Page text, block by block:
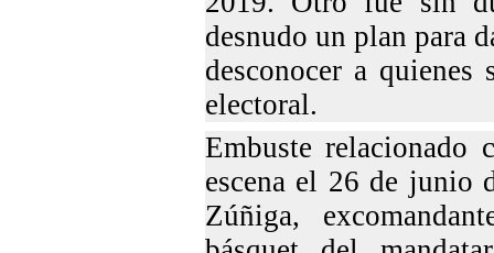
desnudo un plan para
desconocer a quienes
electoral.
Embuste relacionado
escena el 26 de junio
Zúñiga,